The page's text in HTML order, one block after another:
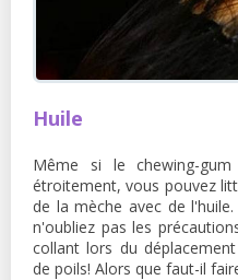
Huile
Même si le chewing-
étroitement, vous pouvez
de la mèche avec de
n'oubliez pas les
collant lors du
de poils! Alors que faut-il